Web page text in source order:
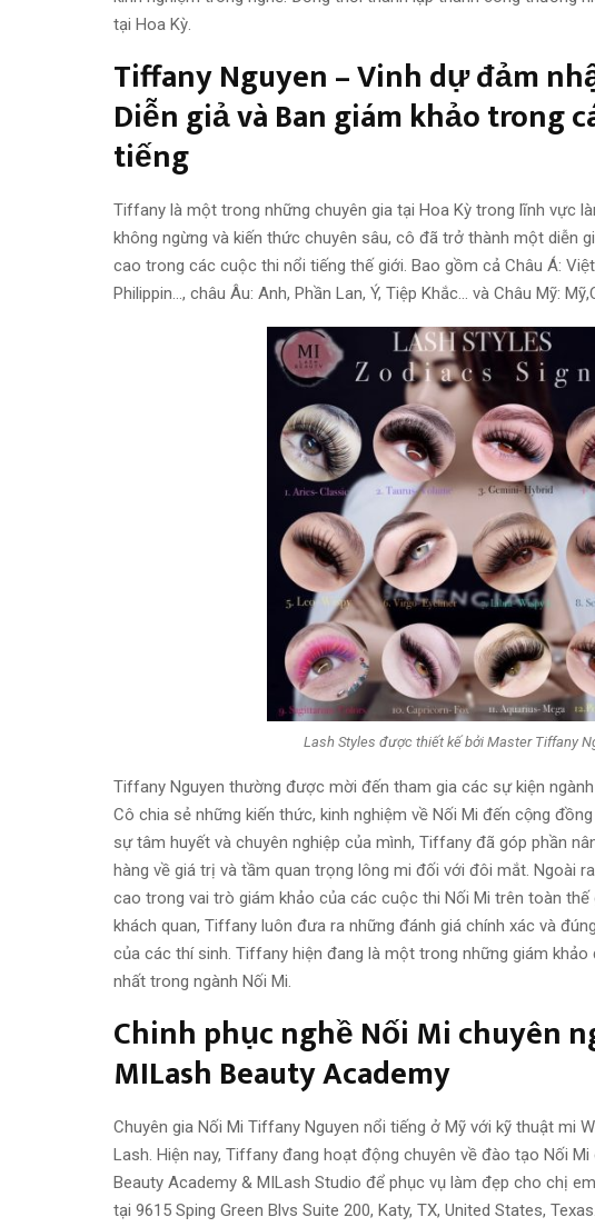
tại Hoa Kỳ.
Tiffany Nguyen – Vinh dự đảm
Diễn giả và Ban giám khảo trong
tiếng
Tiffany là một trong những chuyên gia tại Hoa Kỳ trong lĩnh vực
không ngừng và kiến thức chuyên sâu, cô đã trở thành một diễn
cao trong các cuộc thi nổi tiếng thế giới. Bao gồm cả Châu Á:
Philippin…, châu Âu: Anh, Phần Lan, Ý, Tiệp Khắc… và Châu Mỹ:
Lash Styles được thiết kế bởi Master Tiffany
Tiffany Nguyen thường được mời đến tham gia các sự kiện
Cô chia sẻ những kiến thức, kinh nghiệm về Nối Mi đến cộng
sự tâm huyết và chuyên nghiệp của mình, Tiffany đã góp phần
hàng về giá trị và tầm quan trọng lông mi đối với đôi mắt. Ngoài
cao trong vai trò giám khảo của các cuộc thi Nối Mi trên toàn thế
khách quan, Tiffany luôn đưa ra những đánh giá chính xác và
của các thí sinh. Tiffany hiện đang là một trong những giám
nhất trong ngành Nối Mi.
Chinh phục nghề Nối Mi chuyên
MILash Beauty Academy
Chuyên gia Nối Mi Tiffany Nguyen nổi tiếng ở Mỹ với kỹ thuật mi
Lash. Hiện nay, Tiffany đang hoạt động chuyên về đào tạo Nối
Beauty Academy & MILash Studio để phục vụ làm đẹp cho chị
tại 9615 Sping Green Blvs Suite 200, Katy, TX, United States, Texas.